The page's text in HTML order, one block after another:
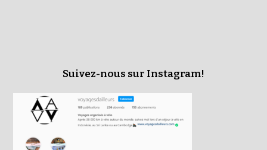
Suivez-nous sur Instagram!